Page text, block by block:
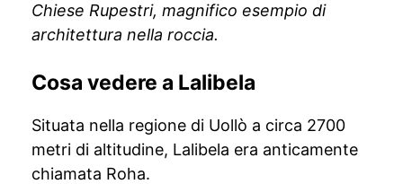
Chiese Rupestri, magnifico esempio di
architettura nella roccia.
Cosa vedere a Lalibela
Situata nella regione di Uollò a circa 2700
metri di altitudine, Lalibela era anticamente
chiamata Roha.